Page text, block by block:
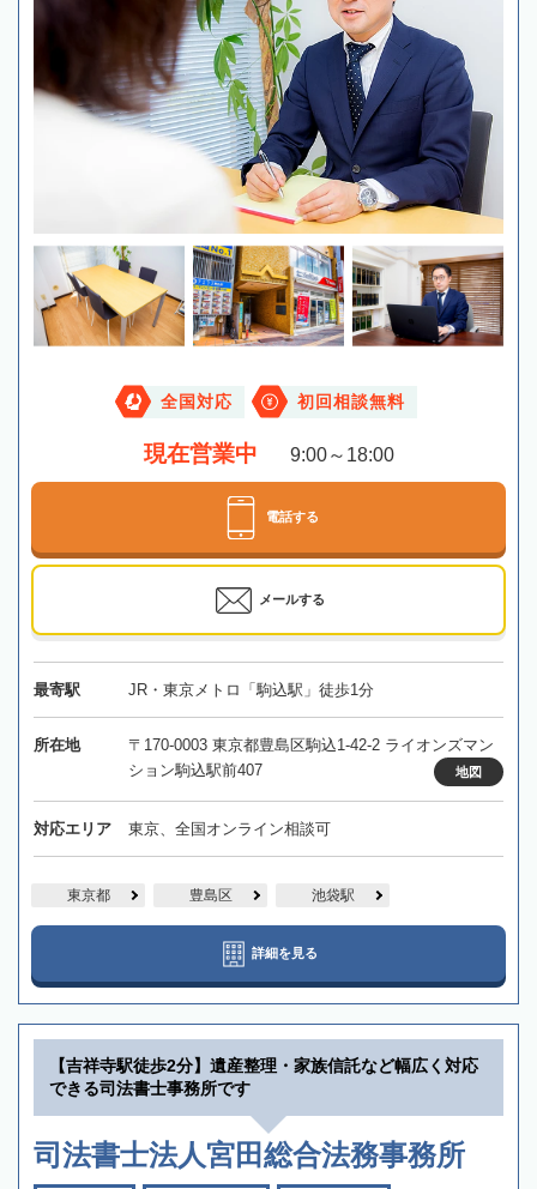
全国対応 初回相談無料
現在営業中 9:00～18:00
電話する
メールする
最寄駅 JR・東京メトロ「駒込駅」徒歩1分
所在地
〒170-0003 東京都豊島区駒込1-42-2 ライオンズマン
ション駒込駅前407
地図
対応エリア 東京、全国オンライン相談可
東京都 豊島区 池袋駅
詳細を見る
【吉祥寺駅徒歩2分】遺産整理・家族信託など幅広く対応
できる司法書士事務所です
司法書士法人宮田総合法務事務所